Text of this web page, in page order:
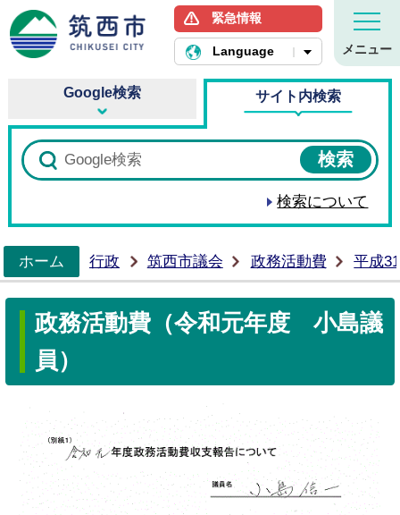
筑西市ホームページ
緊急情報
Language メニュー
Google検索 サイト内検索
検索について
ホーム
行政 筑西市議会 政務活動費 平成
政務活動費（令和元年度 小島議
員）